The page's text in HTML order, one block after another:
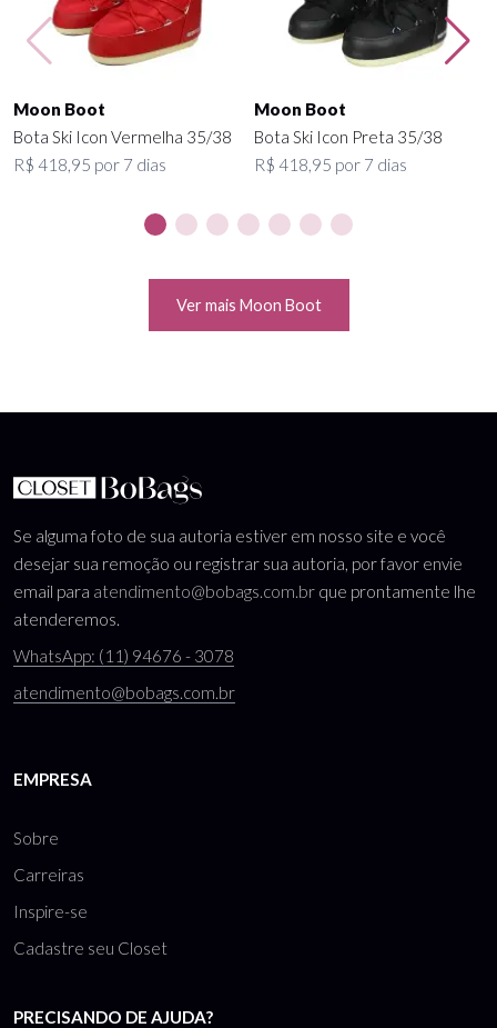
Moon Boot
Bota Ski Icon Vermelha 35/38
R$ 418,95 por 7 dias
Moon Boot
Bota Ski Icon Preta 35/38
R$ 418,95 por 7 dias
Ver mais Moon Boot
Se alguma foto de sua autoria estiver em nosso site e você
desejar sua remoção ou registrar sua autoria, por favor envie
email para atendimento@bobags.com.br que prontamente lhe
atenderemos.
WhatsApp: (11) 94676 - 3078
atendimento@bobags.com.br
EMPRESA
Sobre
Carreiras
Inspire-se
Cadastre seu Closet
PRECISANDO DE AJUDA?